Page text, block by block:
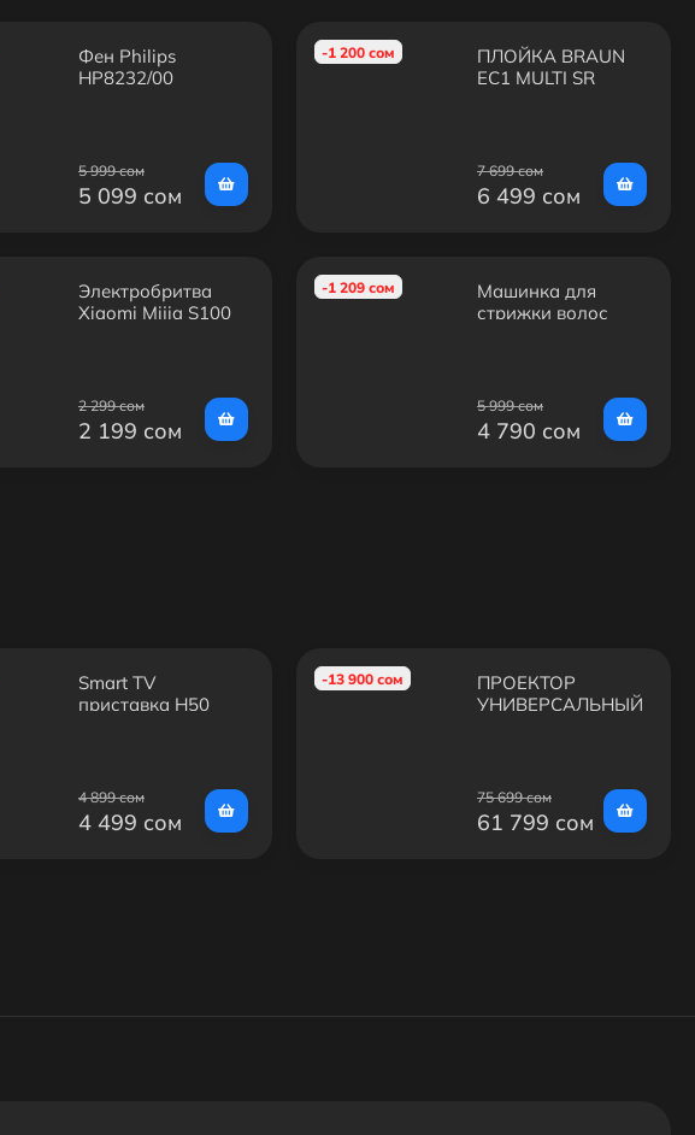
Фен Philips
HP8232/00
5 999 сом
5 099 сом
Электробритва
Xiaomi Mijia S100
2 299 сом
2 199 сом
-1 200 сом
ПЛОЙКА BRAUN
EC1 MULTI SR
7 699 сом
6 499 сом
-1 209 сом
Машинка для
стрижки волос
5 999 сом
4 790 сом
Smart TV
приставка H50
4 899 сом
4 499 сом
-13 900 сом
ПРОЕКТОР
УНИВЕРСАЛЬНЫЙ
75 699 сом
61 799 сом